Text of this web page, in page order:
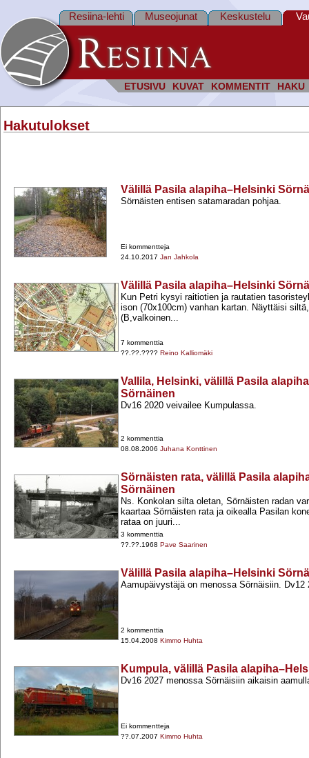
ETUSIVU KUVAT KOMMENTIT HAKU
Resiina-lehti Museojunat Keskustelu
Hakutulokset
Välillä Pasila alapiha–Helsinki
Sörnäisten entisen satamaradan pohjaa.
Ei kommentteja
24.10.2017 Jan Jahkola
Välillä Pasila alapiha–Helsinki
Kun Petri kysyi raitiotien ja rautatien
ison (70x100cm) vanhan kartan. Näyttäisi
(B,valkoinen...
7 kommenttia
??.??.???? Reino Kalliomäki
Vallila, Helsinki, välillä Pasila
Sörnäinen
Dv16 2020 veivailee Kumpulassa.
2 kommenttia
08.08.2006 Juhana Konttinen
Sörnäisten rata, välillä Pasila
Sörnäinen
Ns. Konkolan silta oletan, Sörnäisten radan
kaartaa Sörnäisten rata ja oikealla Pasilan
rataa on juuri...
3 kommenttia
??.??.1968 Pave Saarinen
Välillä Pasila alapiha–Helsinki
Aamupäivystäjä on menossa Sörnäisiin. Dv12
2 kommenttia
15.04.2008 Kimmo Huhta
Kumpula, välillä Pasila
Dv16 2027 menossa Sörnäisiin aikaisin
Ei kommentteja
??.07.2007 Kimmo Huhta